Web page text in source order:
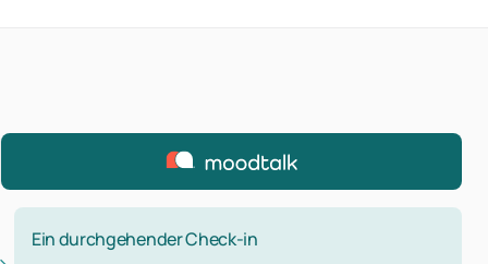
Ein durchgehender Check-in